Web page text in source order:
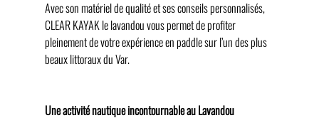
Avec son matériel de qualité et ses conseils personnalisés,
CLEAR KAYAK le lavandou vous permet de profiter
pleinement de votre expérience en paddle sur l’un des plus
beaux littoraux du Var.
Une activité nautique incontournable au Lavandou